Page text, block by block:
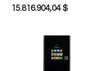
15.816.904,04$